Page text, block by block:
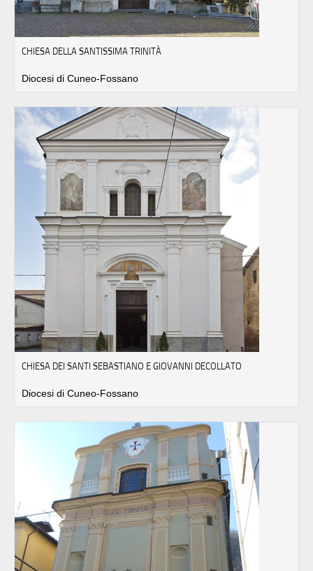
CHIESA DELLA SANTISSIMA TRINITÀ
Diocesi di Cuneo-Fossano
CHIESA DEI SANTI SEBASTIANO E GIOVANNI DECOLLATO
Diocesi di Cuneo-Fossano